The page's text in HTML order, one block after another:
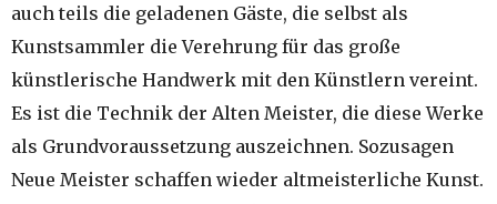
auch teils die geladenen Gäste, die selbst als
Kunstsammler die Verehrung für das große
künstlerische Handwerk mit den Künstlern vereint.
Es ist die Technik der Alten Meister, die diese Werke
als Grundvoraussetzung auszeichnen. Sozusagen
Neue Meister schaffen wieder altmeisterliche Kunst.